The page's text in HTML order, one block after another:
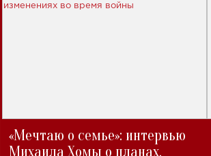
«Мечтаю о семье»: интервью
Михаила Хомы о планах,